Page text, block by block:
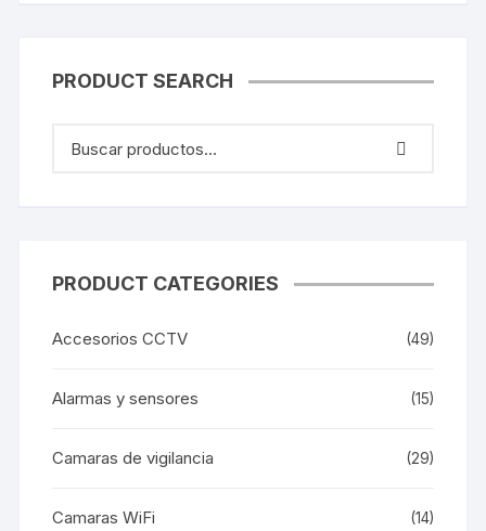
PRODUCT SEARCH
PRODUCT CATEGORIES
Accesorios CCTV (49)
Alarmas y sensores (15)
Camaras de vigilancia (29)
Camaras WiFi (14)